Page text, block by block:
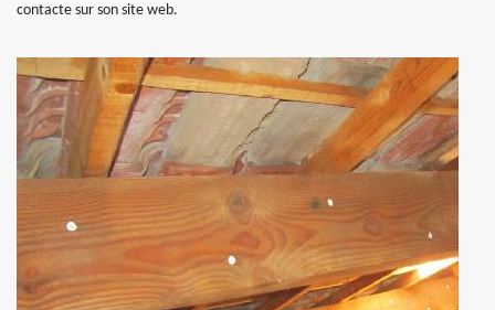
contacte sur son site web.